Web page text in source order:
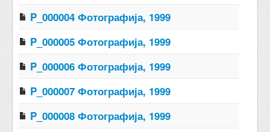
P_000004 Фотографија, 1999
P_000005 Фотографија, 1999
P_000006 Фотографија, 1999
P_000007 Фотографија, 1999
P_000008 Фотографија, 1999